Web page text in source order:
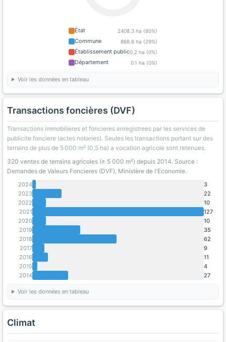
État 2408.3 ha (80%)
Commune 868.6 ha (29%)
Établissement public0.2 ha (0%)
Département 0.1 ha (0%)
Voir les données en tableau
Transactions foncières (DVF)
Transactions immobilieres et foncieres enregistrees par les services de
publicite fonciere (actes notaries). Seules les transactions portant sur des
terrains de plus de 5 000 m² (0,5 ha) a vocation agricole sont retenues.
320 ventes de terrains agricoles (≥ 5 000 m²) depuis 2014. Source :
Demandes de Valeurs Foncieres (DVF), Ministère de l'Economie.
2024
3
2023
22
2022
10
2021
127
2020
10
2019
35
2018
62
2017
9
2016
11
2015
4
2014
27
Voir les données en tableau
Climat